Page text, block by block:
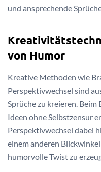
und ansprechende
von Humor
Kreative Methoden wie
Perspektivwechsel sind
Sprüche zu kreieren.
Ideen ohne Selbstzensur
Perspektivwechsel dabei
einem anderen
humorvolle Twist zu